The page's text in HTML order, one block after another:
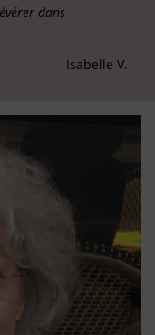
dans
Isabelle V.